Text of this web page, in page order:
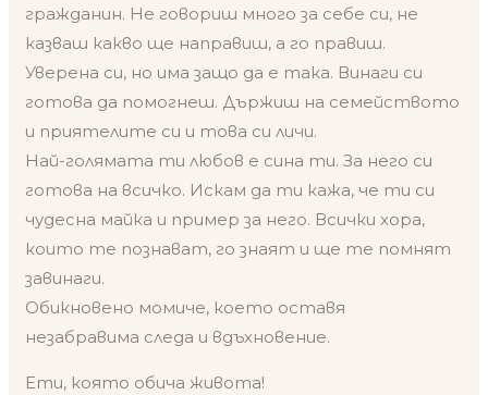
гражданин. Не говориш много за себе си, не
казваш какво ще направиш, а го правиш.
Уверена си, но има защо да е така. Винаги си
готова да помогнеш. Държиш на семейството
и приятелите си и това си личи.
Най-голямата ти любов е сина ти. За него си
готова на всичко. Искам да ти кажа, че ти си
чудесна майка и пример за него. Всички хора,
които те познават, го знаят и ще те помнят
завинаги.
Обикновено момиче, което оставя
незабравима следа и вдъхновение.
Ети, която обича живота!